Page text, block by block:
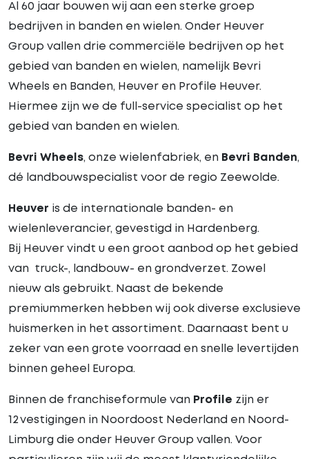
Al 60 jaar bouwen wij aan een sterke groep
bedrijven in banden en wielen. Onder Heuver
Group vallen drie commerciële bedrijven op het
gebied van banden en wielen, namelijk Bevri
Wheels en Banden, Heuver en Profile Heuver.
Hiermee zijn we de full-service specialist op het
gebied van banden en wielen.
Bevri Wheels, onze wielenfabriek, en Bevri Banden,
dé landbouwspecialist voor de regio Zeewolde.
Heuver is de internationale banden- en
wielenleverancier, gevestigd in Hardenberg.
Bij Heuver vindt u een groot aanbod op het gebied
van truck-, landbouw- en grondverzet. Zowel
nieuw als gebruikt. Naast de bekende
premiummerken hebben wij ook diverse exclusieve
huismerken in het assortiment. Daarnaast bent u
zeker van een grote voorraad en snelle levertijden
binnen geheel Europa.
Binnen de franchiseformule van Profile zijn er
12 vestigingen in Noordoost Nederland en Noord-
Limburg die onder Heuver Group vallen. Voor